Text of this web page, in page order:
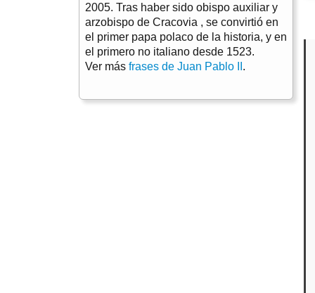
2005. Tras haber sido obispo auxiliar y
arzobispo de Cracovia , se convirtió en
el primer papa polaco de la historia, y en
el primero no italiano desde 1523.
Ver más frases de Juan Pablo II .